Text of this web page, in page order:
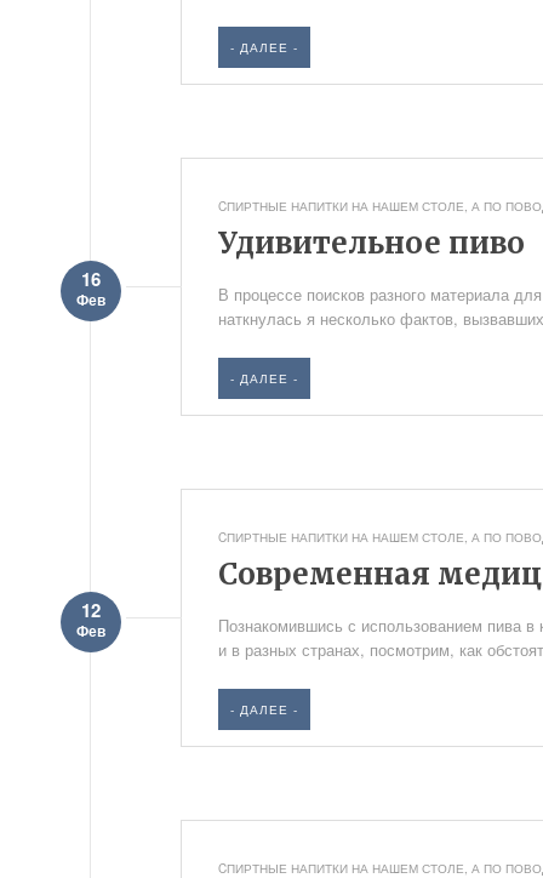
- ДАЛЕЕ -
CПИРТНЫЕ НАПИТКИ НА НАШЕМ СТОЛЕ А ПО
Удивительное пиво
16
Фев
В процессе поисков разного материала
наткнулась я несколько фактов,
- ДАЛЕЕ -
CПИРТНЫЕ НАПИТКИ НА НАШЕМ СТОЛЕ А ПО
Современная
12
Фев
Познакомившись с использованием пива в
и в разных странах, посмотрим, как
- ДАЛЕЕ -
CПИРТНЫЕ НАПИТКИ НА НАШЕМ СТОЛЕ А ПО